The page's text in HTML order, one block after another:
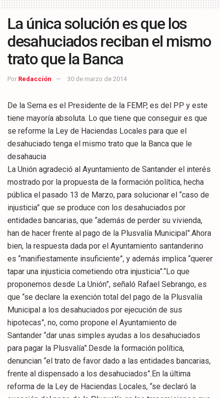
La única solución es que los
desahuciados reciban el mismo
trato que la Banca
Por Redacción 30 de marzo de 2014
De la Serna es el Presidente de la FEMP, es del PP y este
tiene mayoría absoluta. Lo que tiene que conseguir es que
se reforme la Ley de Haciendas Locales para que el
desahuciado tenga el mismo trato que la Banca que le
desahaucia
La Unión agradeció al Ayuntamiento de Santander el interés
mostrado por la propuesta de la formación política, hecha
pública el pasado 13 de Marzo, para solucionar el “caso de
injusticia” que se produce con los desahuciados por
entidades bancarias, que “además de perder su vivienda,
han de hacer frente al pago de la Plusvalía Municipal”.Ahora
bien, la respuesta dada por el Ayuntamiento santanderino
es “manifiestamente insuficiente”, y además implica “querer
tapar una injusticia cometiendo otra injusticia”.“Lo que
proponemos desde La Unión”, señaló Rafael Sebrango, es
que “se declare la exención total del pago de la Plusvalía
Municipal a los desahuciados por ejecución de sus
hipotecas”, no, como propone el Ayuntamiento de
Santander “dar unas simples ayudas a los desahuciados
para pagar la Plusvalía”.Desde la formación política,
denuncian “el trato de favor dado a las entidades bancarias,
frente al dispensado a los desahuciados”.En la última
reforma de la Ley de Haciendas Locales, “se declaró la